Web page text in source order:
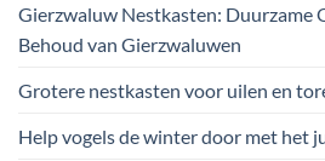
Gierzwaluw Nestkasten: Duurzame
Behoud van Gierzwaluwen
Grotere nestkasten voor uilen en
Help vogels de winter door met het